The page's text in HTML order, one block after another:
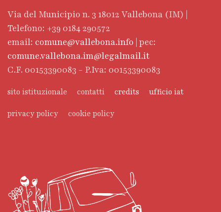
Via del Municipio n. 3 18012 Vallebona (IM) |
Telefono: +39 0184 290572
email: comune@vallebona.info | pec:
comune.vallebona.im@legalmail.it
C.F. 00153390083 - P.Iva: 00153390083
sito istituzionale contatti credits ufficio iat
privacy policy cookie policy